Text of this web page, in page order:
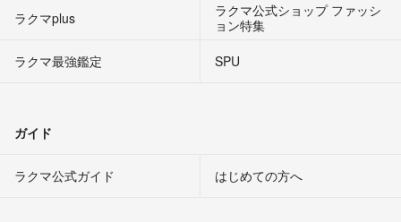
ラクマplus
ラクマ公式ショップ ファッシ
ョン特集
ラクマ最強鑑定
SPU
ガイド
ラクマ公式ガイド はじめての方へ